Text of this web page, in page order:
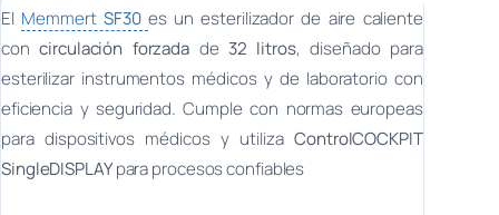
El Memmert SF30 es un esterilizador de aire caliente
concirculación forzada de 32 litros, diseñado para
esterilizar instrumentos médicos y de laboratorio con
eficiencia y seguridad. Cumple con normas europeas
para dispositivos médicos y utilizaControlCOCKPIT
SingleDISPLAYpara procesos confiables